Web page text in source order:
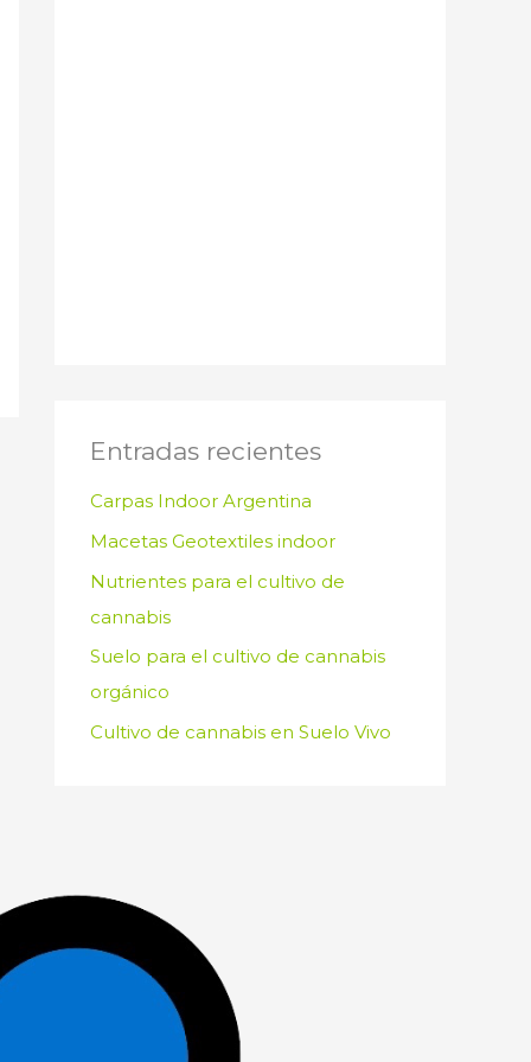
Entradas recientes
Carpas Indoor Argentina
Macetas Geotextiles indoor
Nutrientes para el cultivo de
cannabis
Suelo para el cultivo de cannabis
orgánico
Cultivo de cannabis en Suelo Vivo